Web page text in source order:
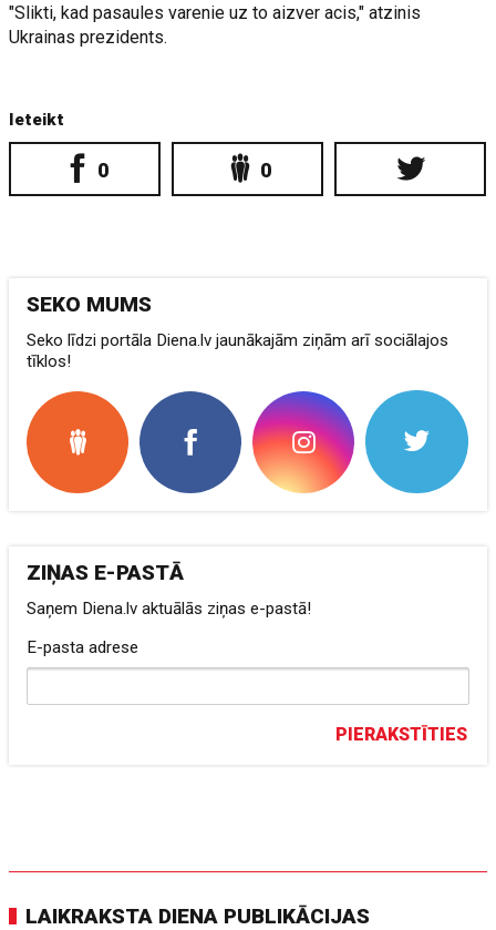
"Slikti, kad pasaules varenie uz to aizver acis," atzinis
Ukrainas prezidents.
Ieteikt
0 0
SEKO MUMS
Seko līdzi portāla Diena.lv jaunākajām ziņām arī sociālajos
tīklos!
ZIŅAS E-PASTĀ
Saņem Diena.lv aktuālās ziņas e-pastā!
E-pasta adrese
PIERAKSTĪTIES
LAIKRAKSTA DIENA PUBLIKĀCIJAS